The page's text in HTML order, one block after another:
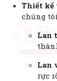
Thiết kế
chúng
Lan
Lan
rực